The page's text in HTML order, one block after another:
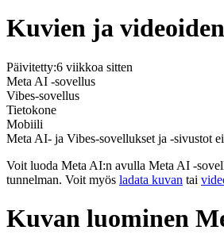
Kuvien ja
Päivitetty:6 viikkoa sitten
Meta AI -sovellus
Vibes-sovellus
Tietokone
Mobiili
Meta AI- ja Vibes-sovellukset ja -sivustot
Voit luoda Meta AI:n avulla Meta AI -
tunnelman. Voit myös ladata kuvan tai
Kuvan luominen